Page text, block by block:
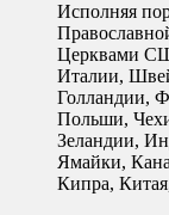
Исполняя
Церквами
Италии,
Голландии,
Польши,
Зеландии,
Ямайки,
Кипра,